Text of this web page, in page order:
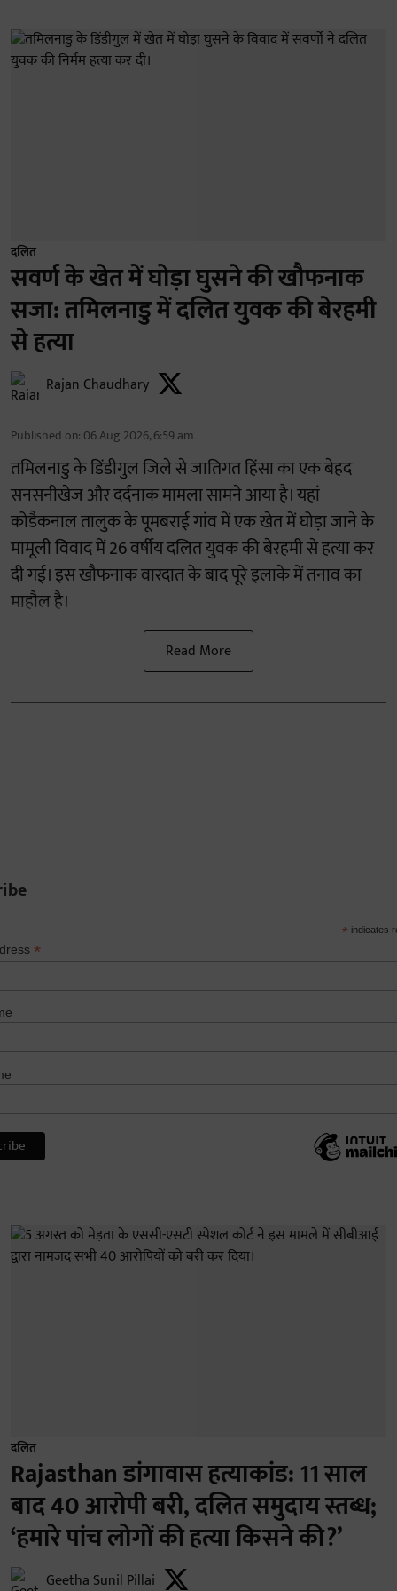
दलित
सवर्ण के खेत में घोड़ा घुसने की खौफनाक
सजा: तमिलनाडु में दलित युवक की बेरहमी
से हत्या
Rajan Chaudhary
Published on: 06 Aug 2026, 6:59 am
तमिलनाडु के डिंडीगुल जिले से जातिगत हिंसा का एक बेहद
सनसनीखेज और दर्दनाक मामला सामने आया है। यहां
कोडैकनाल तालुक के पूमबराई गांव में एक खेत में घोड़ा जाने के
मामूली विवाद में 26 वर्षीय दलित युवक की बेरहमी से हत्या कर
दी गई। इस खौफनाक वारदात के बाद पूरे इलाके में तनाव का
माहौल है।
Read More
* indicates
*
दलित
Rajasthan डांगावास हत्याकांड: 11 साल
बाद 40 आरोपी बरी, दलित समुदाय स्तब्ध;
‘हमारे पांच लोगों की हत्या किसने की?’
Geetha Sunil Pillai